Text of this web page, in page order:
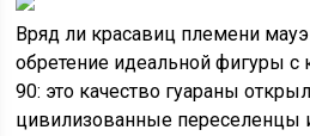
Вряд ли красавиц племени
обретение идеальной фигуры с
90: это качество гуараны
цивилизованные переселенцы